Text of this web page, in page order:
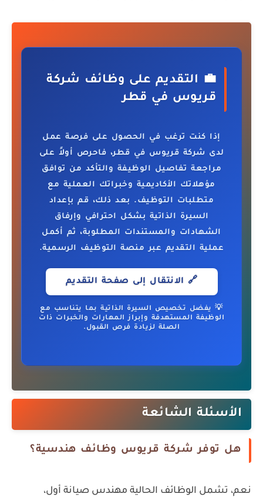
💼 التقديم على وظائف شركة
قريوس في قطر
إذا كنت ترغب في الحصول على فرصة عمل
لدى شركة قريوس في قطر، فاحرص أولاً على
مراجعة تفاصيل الوظيفة والتأكد من توافق
مؤهلاتك الأكاديمية وخبراتك العملية مع
متطلبات التوظيف. بعد ذلك، قم بإعداد
السيرة الذاتية بشكل احترافي وإرفاق
الشهادات والمستندات المطلوبة، ثم أكمل
عملية التقديم عبر منصة التوظيف الرسمية.
🔗 الانتقال إلى صفحة التقديم
💡 يفضل تخصيص السيرة الذاتية بما يتناسب مع
الوظيفة المستهدفة وإبراز المهارات والخبرات ذات
الصلة لزيادة فرص القبول.
الأسئلة الشائعة
هل توفر شركة قريوس وظائف هندسية؟
نعم، تشمل الوظائف الحالية مهندس صيانة أول،